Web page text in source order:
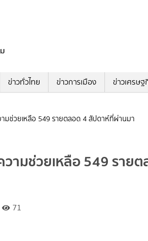
ข่าวทั่วไทย ข่าวการเมือง ข่าวเศรษฐ
มช่วยเหลือ 549 รายตลอด 4 สัปดาห์ที่ผ่านมา
ามช่วยเหลือ 549 ราย
71